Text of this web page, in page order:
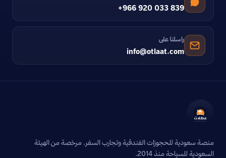
+966 920 033 839
راسلنا على
info@otlaat.com
منصة سعودية للحجوزات الفندقية وتجارب السفر. مرخصة من الهيئة
السعودية للسياحة منذ 2014.